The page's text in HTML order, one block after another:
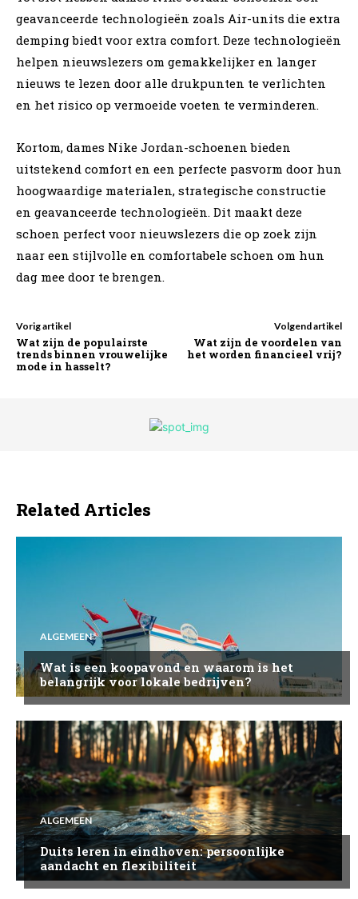
geavanceerde technologieën zoals Air-units die extra
demping biedt voor extra comfort. Deze technologieën
helpen nieuwslezers om gemakkelijker en langer
nieuws te lezen door alle drukpunten te verlichten
en het risico op vermoeide voeten te verminderen.
Kortom, dames Nike Jordan-schoenen bieden
uitstekend comfort en een perfecte pasvorm door hun
hoogwaardige materialen, strategische constructie
en geavanceerde technologieën. Dit maakt deze
schoen perfect voor nieuwslezers die op zoek zijn
naar een stijlvolle en comfortabele schoen om hun
dag mee door te brengen.
Vorig artikel
Wat zijn de populairste
trends binnen vrouwelijke
mode in hasselt?
Volgend artikel
Wat zijn de voordelen van
het worden financieel vrij?
Related Articles
ALGEMEEN
Wat is een koopavond en waarom is het
belangrijk voor lokale bedrijven?
ALGEMEEN
Duits leren in eindhoven: persoonlijke
aandacht en flexibiliteit